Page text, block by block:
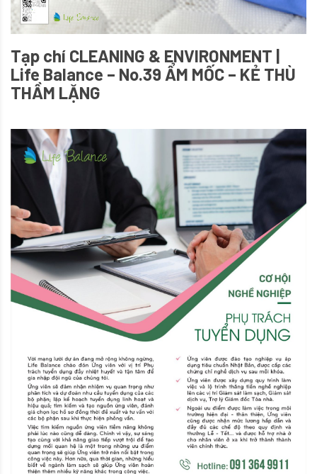
Tạp chí CLEANING & ENVIRONMENT |
Life Balance – No.39 ẨM MỐC – KẺ THÙ
THẦM LẶNG